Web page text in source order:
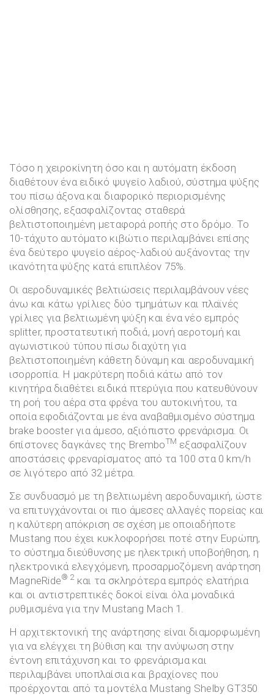
Τόσο η χειροκίνητη όσο και η αυτόματη έκδοση
διαθέτουν ένα ειδικό ψυγείο λαδιού, σύστημα ψύξης
του πίσω άξονα και διαφορικό περιορισμένης
ολίσθησης, εξασφαλίζοντας σταθερά
βελτιστοποιημένη μεταφορά ροπής στο δρόμο. Το
10-τάχυτο αυτόματο κιβώτιο περιλαμβάνει επίσης
ένα δεύτερο ψυγείο αέρος-λαδιού αυξάνοντας την
ικανότητα ψύξης κατά επιπλέον 75%.
Οι αεροδυναμικές βελτιώσεις περιλαμβάνουν νέες
άνω και κάτω γρίλιες δύο τμημάτων και πλαϊνές
γρίλιες για βελτιωμένη ψύξη και ένα νέο εμπρός
splitter, προστατευτική ποδιά, μονή αεροτομή και
αγωνιστικού τύπου πίσω διαχύτη για
βελτιστοποιημένη κάθετη δύναμη και αεροδυναμική
ισορροπία. Η μακρύτερη ποδιά κάτω από τον
κινητήρα διαθέτει ειδικά πτερύγια που κατευθύνουν
τη ροή του αέρα στα φρένα του αυτοκινήτου, τα
οποία εφοδιάζονται με ένα αναβαθμισμένο σύστημα
brake booster για άμεσο, αξιόπιστο φρενάρισμα. Οι
6πίστονες δαγκάνες της BremboTM εξασφαλίζουν
αποστάσεις φρεναρίσματος από τα 100 στα 0 km/h
σε λιγότερο από 32 μέτρα.
Σε συνδυασμό με τη βελτιωμένη αεροδυναμική, ώστε
να επιτυγχάνονται οι πιο άμεσες αλλαγές πορείας και
η καλύτερη απόκριση σε σχέση με οποιαδήποτε
Mustang που έχει κυκλοφορήσει ποτέ στην Ευρώπη,
το σύστημα διεύθυνσης με ηλεκτρική υποβοήθηση, η
ηλεκτρονικά ελεγχόμενη, προσαρμοζόμενη ανάρτηση
MagneRide® 2και τα σκληρότερα εμπρός ελατήρια
και οι αντιστρεπτικές δοκοί είναι όλα μοναδικά
ρυθμισμένα για την Mustang Mach 1.
Η αρχιτεκτονική της ανάρτησης είναι διαμορφωμένη
για να ελέγχει τη βύθιση και την ανύψωση στην
έντονη επιτάχυνση και το φρενάρισμα και
περιλαμβάνει υποπλαίσια και βραχίονες που
προέρχονται από τα μοντέλα Mustang Shelby GT350